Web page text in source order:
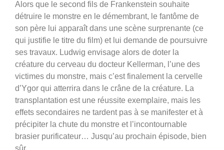
Alors que le second fils de Frankenstein souhaite
détruire le monstre en le démembrant, le fantôme de
son père lui apparaît dans une scène surprenante (ce
qui justifie le titre du film) et lui demande de poursuivre
ses travaux. Ludwig envisage alors de doter la
créature du cerveau du docteur Kellerman, l’une des
victimes du monstre, mais c’est finalement la cervelle
d’Ygor qui atterrira dans le crâne de la créature. La
transplantation est une réussite exemplaire, mais les
effets secondaires ne tardent pas à se manifester et à
précipiter la chute du monstre et l’incontournable
brasier purificateur… Jusqu’au prochain épisode, bien